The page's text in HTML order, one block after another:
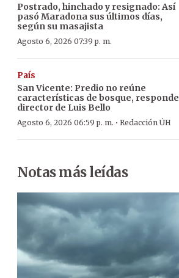
Postrado, hinchado y resignado: Así
pasó Maradona sus últimos días,
según su masajista
Agosto 6, 2026 07:39 p. m.
País
San Vicente: Predio no reúne
características de bosque, responde
director de Luis Bello
Agosto 6, 2026 06:59 p. m. · Redacción ÚH
Notas más leídas